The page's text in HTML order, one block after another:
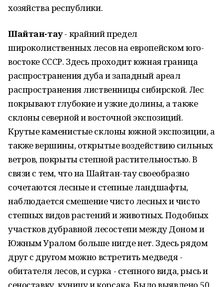
хозяйства республики.
Шайтан-тау- крайний предел
широколиственных лесов на европейском юго-
востоке СССР. Здесь проходит южная граница
распространения дуба и западный ареал
распространения лиственницы сибирской. Лес
покрывают глубокие и узкие долины, а также
склоны северной и восточной экспозиций.
Крутые каменистые склоны южной экспозиции, а
также вершины, открытые воздействию сильных
ветров, покрыты степной растительностью. В
связи с тем, что на Шайтан-тау своеобразно
сочетаются лесные и степные ландшафты,
наблюдается смешение чисто лесных и чисто
степных видов растений и животных. Подобных
участков дубравной лесостепи между Доном и
Южным Уралом больше нигде нет. Здесь рядом
друг с другом можно встретить медведя -
обитателя лесов, и сурка - степного вида, рысь и